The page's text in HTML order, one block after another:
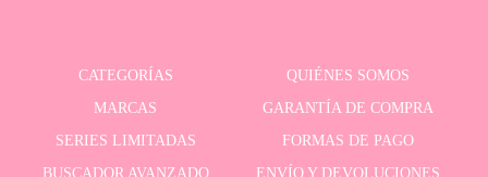
CATEGORÍAS
QUIÉNES SOMOS
MARCAS
GARANTÍA DE COMPRA
SERIES LIMITADAS
FORMAS DE PAGO
BUSCADOR AVANZADO
ENVÍO Y DEVOLUCIONES